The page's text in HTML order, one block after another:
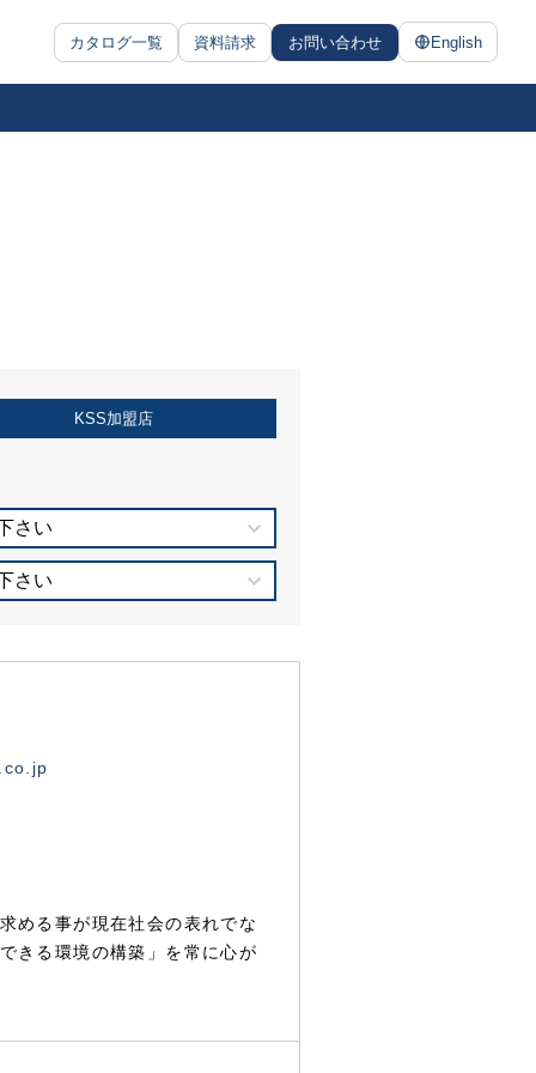
カタログ一覧 資料請求 お問い合わせ English
KSS加盟店
さい
さい
める事が現在社会の表れでな
きる環境の構築」を常に心が